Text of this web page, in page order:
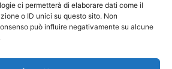
ci permetterà di elaborare dati come il
o ID unici su questo sito. Non
può influire negativamente su alcune
CATEGORIE
Attualità Cultura
d’Italia
Politica
INFO
UTILI
Cookie Policy